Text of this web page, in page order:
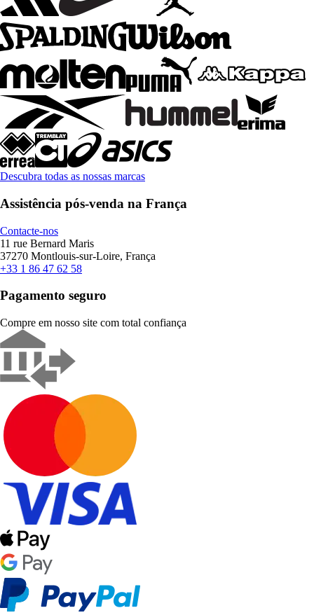
Descubra todas as nossas marcas
Assistência pós-venda na França
Contacte-nos
11 rue Bernard Maris
37270 Montlouis-sur-Loire, França
+33 1 86 47 62 58
Pagamento seguro
Compre em nosso site com total confiança